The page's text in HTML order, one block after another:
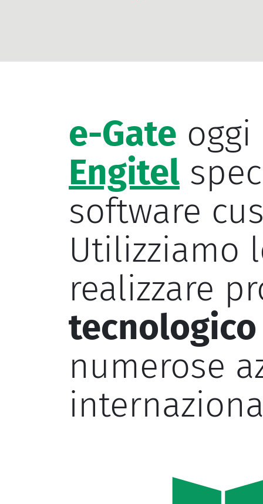
e-Gate
Engitel
software
Utilizziamo
realizzare
tecnologico
numerose